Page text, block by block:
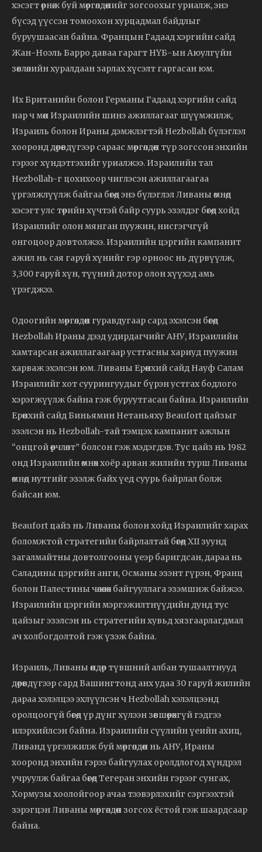
хэсэгт өрнөж буй мөргөлдөөнийг зогсоохыг уриалж, энэ
бүсэд үүссэн томоохон хурцадмал байдлыг
буруушаасан байна. Францын Гадаад хэргийн сайд
Жан-Ноэль Барро даваа гарагт НҮБ-ын Аюулгүйн
зөвлөлийн хуралдаан зарлах хүсэлт гаргасан юм.
Их Британийн болон Германы Гадаад хэргийн сайд
нар ч мөн Израилийн шинэ ажиллагааг шүүмжилж,
Израиль болон Ираны дэмжлэгтэй Hezbollah бүлэглэл
хооронд дөрөвдүгээр сараас мөргөлдөөн түр зогссон энхийн
гэрээг хүндэтгэхийг уриалжээ. Израилийн тал
Hezbollah-г цохихоор чиглэсэн ажиллагаагаа
үргэлжлүүлж байгаа бөгөөд энэ бүлэглэл Ливаны өмнөд
хэсэгт улс төрийн хүчтэй байр суурь эзэлдэг бөгөөд хойд
Израилийг олон мянган пуужин, нисгэгчгүй
онгоцоор довтолжээ. Израилийн цэргийн кампанит
ажил нь сая гаруй хүнийг гэр орноос нь дүрвүүлж,
3,300 гаруй хүн, түүний дотор олон хүүхэд амь
үрэгджээ.
Одоогийн мөргөлдөөн гуравдугаар сард эхэлсэн бөгөөд
Hezbollah Ираны дээд удирдагчийг АНУ, Израилийн
хамтарсан ажиллагаагаар устгасны хариуд пуужин
харваж эхэлсэн юм. Ливаны Ерөнхий сайд Науф Салам
Израилийг хот суурингуудыг бүрэн устгах бодлого
хэрэгжүүлж байна гэж буруутгасан байна. Израилийн
Ерөнхий сайд Биньямин Нетаньяху Beaufort цайзыг
эзэлсэн нь Hezbollah-тай тэмцэх кампанит ажлын
“онцгой өөрчлөлт” болсон гэж мэдэгдэв. Тус цайз нь 1982
онд Израилийн өмнөх хоёр арван жилийн турш Ливаны
өмнөд нутгийг эзэлж байх үед суурь байрлал болж
байсан юм.
Beaufort цайз нь Ливаны болон хойд Израилийг харах
боломжтой стратегийн байрлалтай бөгөөд XII зуунд
загалмайтны довтолгооны үеэр баригдсан, дараа нь
Саладины цэргийн анги, Османы эзэнт гүрэн, Франц
болон Палестины чөлөөлөх байгууллага эзэмшиж байжээ.
Израилийн цэргийн мэргэжилтнүүдийн дунд тус
цайзыг эзэлсэн нь стратегийн хувьд хязгаарлагдмал
ач холбогдолтой гэж үзэж байна.
Израиль, Ливаны өндөр түвшний албан тушаалтнууд
дөрөвдүгээр сард Вашингтонд анх удаа 30 гаруй жилийн
дараа хэлэлцээ эхлүүлсэн ч Hezbollah хэлэлцээнд
оролцоогүй бөгөөд үр дүнг хүлээн зөвшөөрөхгүй гэдгээ
илэрхийлсэн байна. Израилийн сүүлийн үеийн ахиц,
Ливанд үргэлжилж буй мөргөлдөөн нь АНУ, Ираны
хооронд энхийн гэрээ байгуулах оролдлогод хүндрэл
учруулж байгаа бөгөөд Тегеран энхийн гэрээг сунгах,
Хормузы хоолойгоор ачаа тээвэрлэхийг сэргээхтэй
зэрэгцэн Ливаны мөргөлдөөн зогсох ёстой гэж шаардсаар
байна.